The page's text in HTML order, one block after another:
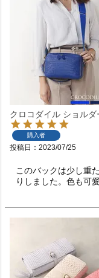
クロコダイル ショル
購入者
投稿日 2023/07/25
このバックは少し重
りしました。色も可